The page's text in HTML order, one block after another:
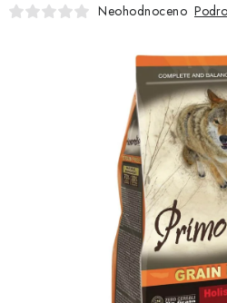
VĚRNOSTNÍ PROGRAM
Neohodnoceno